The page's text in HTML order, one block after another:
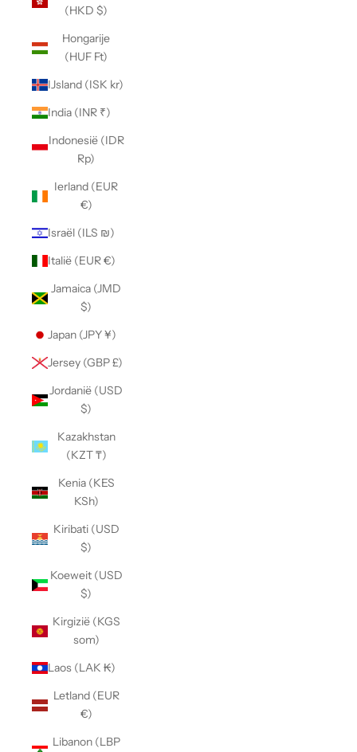
(HKD $)
Hongarije
(HUF Ft)
IJsland (ISK kr)
India (INR ₹)
Indonesië (IDR
Rp)
Ierland (EUR
€)
Israël (ILS ₪)
Italië (EUR €)
Jamaica (JMD
$)
Japan (JPY ¥)
Jersey (GBP £)
Jordanië (USD
$)
Kazakhstan
(KZT ₸)
Kenia (KES
KSh)
Kiribati (USD
$)
Koeweit (USD
$)
Kirgizië (KGS
som)
Laos (LAK ₭)
Letland (EUR
€)
Libanon (LBP